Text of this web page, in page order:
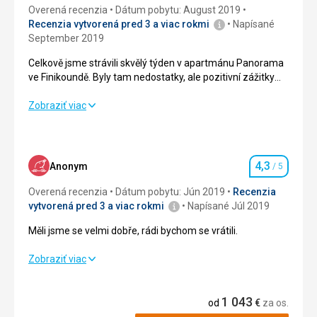
Overená recenzia
Dátum pobytu: August 2019
Recenzia vytvorená pred 3 a viac rokmi
Napísané
September 2019
Celkově jsme strávili skvělý týden v apartmánu Panorama
ve Finikoundě. Byly tam nedostatky, ale pozitivní zážitky
Celkově jsme strávili skvělý týden v apartmánu Panorama
Strava 5,0/ 5
Ubytovanie 4,0/ 5
Zobraziť viac
Anonym Hodnotenie
4,3 / 5
Overená recenzia Dátum pobytu: Jún 2019
Recenzia
vytvorená pred 3 a viac rokmi
Napísané Júl 2019
Měli jsme se velmi dobře, rádi bychom se vrátili.
Měli jsme se velmi dobře, rádi bychom se vrátili.
Zobraziť viac
od 1 043 € za os.